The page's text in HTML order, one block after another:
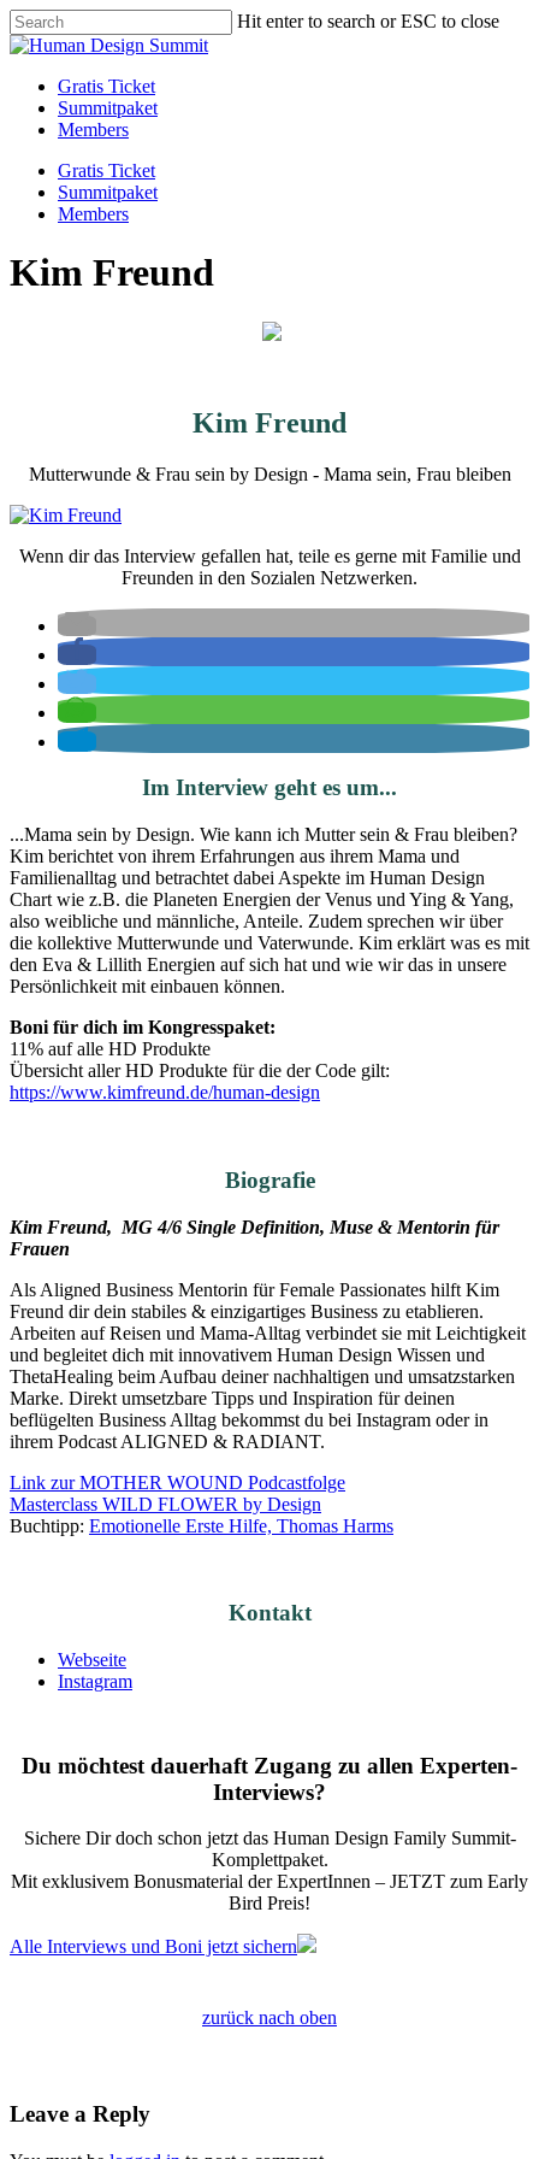
Skip
to
content
Hit enter to search or ESC to close
Close
Menu
Gratis Ticket
Summitpaket
Members
Gratis Ticket
Summitpaket
Members
Kim Freund
Kim Freund
Mutterwunde & Frau sein by Design - Mama sein, Frau bleiben
Wenn dir das Interview gefallen hat, teile es gerne mit Familie und
Freunden in den Sozialen Netzwerken.
Im Interview geht es um...
...Mama sein by Design. Wie kann ich Mutter sein & Frau bleiben?
Kim berichtet von ihrem Erfahrungen aus ihrem Mama und
Familienalltag und betrachtet dabei Aspekte im Human Design
Chart wie z.B. die Planeten Energien der Venus und Ying & Yang,
also weibliche und männliche, Anteile. Zudem sprechen wir über
die kollektive Mutterwunde und Vaterwunde. Kim erklärt was es mit
den Eva & Lillith Energien auf sich hat und wie wir das in unsere
Persönlichkeit mit einbauen können.
Boni für dich im Kongresspaket:
11% auf alle HD Produkte
Übersicht aller HD Produkte für die der Code gilt:
https://www.kimfreund.de/human-design
Biografie
Kim Freund, MG 4/6 Single Definition, Muse & Mentorin für
Frauen
Als Aligned Business Mentorin für Female Passionates hilft Kim
Freund dir dein stabiles & einzigartiges Business zu etablieren.
Arbeiten auf Reisen und Mama-Alltag verbindet sie mit Leichtigkeit
und begleitet dich mit innovativem Human Design Wissen und
ThetaHealing beim Aufbau deiner nachhaltigen und umsatzstarken
Marke. Direkt umsetzbare Tipps und Inspiration für deinen
beflügelten Business Alltag bekommst du bei Instagram oder in
ihrem Podcast ALIGNED & RADIANT.
Link zur MOTHER WOUND Podcastfolge
Masterclass WILD FLOWER by Design
Buchtipp: Emotionelle Erste Hilfe, Thomas Harms
Kontakt
Webseite
Instagram
Du möchtest dauerhaft Zugang zu allen Experten-
Interviews?
Sichere Dir doch schon jetzt das Human Design Family Summit-
Komplettpaket.
Mit exklusivem Bonusmaterial der ExpertInnen – JETZT zum Early
Bird Preis!
Alle Interviews und Boni jetzt sichern
zurück nach oben
Leave a Reply